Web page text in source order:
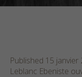
Published 15 janvier
Leblanc Ebeniste